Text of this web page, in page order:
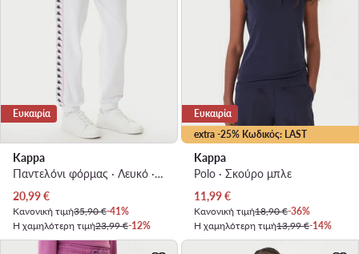
Ευκαιρία
Kappa
Παντελόνι φόρμας · Λευκό · Regular Fit
Τρέχουσα τιμή
20,99€
Κανονική τιμή35,90 €-41%
Η χαμηλότερη τιμή23,99 €-12%
extra -25% Κωδικός: LAST
Ευκαιρία
Kappa
Polo · Σκούρο μπλε
Τρέχουσα τιμή
11,99€
Κανονική τιμή18,90 €-36%
Η χαμηλότερη τιμή13,99 €-14%